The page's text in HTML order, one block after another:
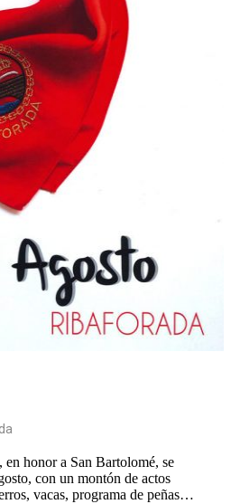
en honor a San Bartolomé, se
con un montón de actos
vacas, programa de peñas…